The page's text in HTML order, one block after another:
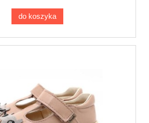
do koszyka